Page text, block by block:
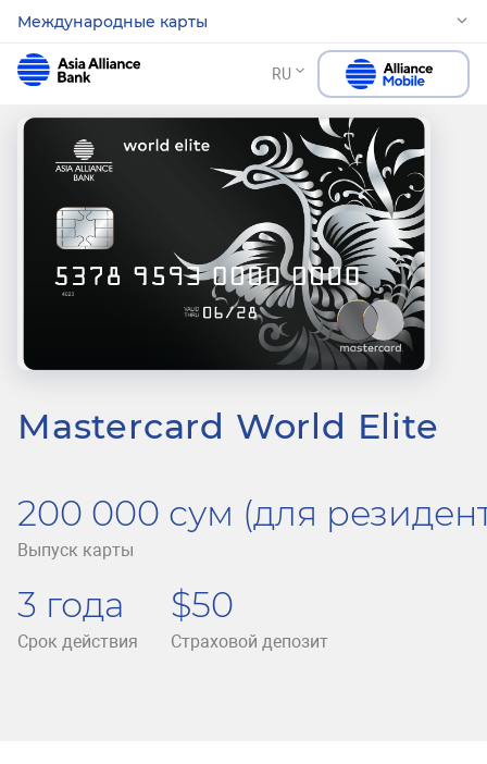
Meждународные карты
RU
Mastercard World Elite
200 000 сум (для
Выпуск карты
3 года
Срок действия
$50
Страховой депозит